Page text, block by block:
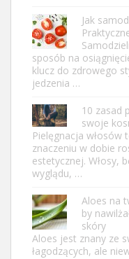
Jak
sposób na
klucz do zdrowego
jedzenia …
10 zasad
swoje
Pielęgnacja
znaczeniu w dobie
estetycznej. Włosy,
wyglądu, …
Aloes na
by
skóry
Aloes jest znany ze
łagodzących, ale